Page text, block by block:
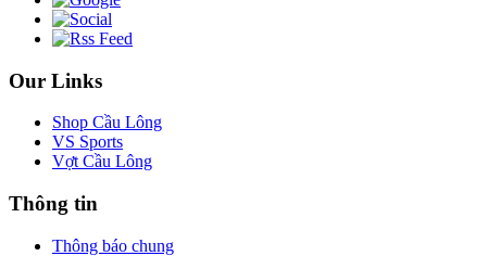
Our Links
Shop Cầu Lông
VS Sports
Vợt Cầu Lông
Thông tin
Thông báo chung